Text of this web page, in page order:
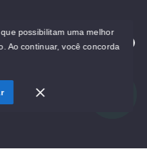
disponíveis para te ajudar.
Negócios Imobiliários -
, que possibilitam uma melhor
Ao continuar, você concorda